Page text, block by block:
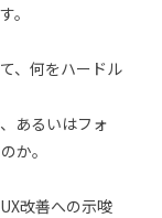
。
、何をハードル
あるいはフォ
か。
改善への示唆